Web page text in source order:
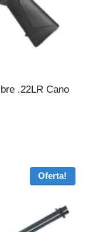
.22LR Cano
Oferta!